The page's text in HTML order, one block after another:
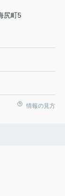
尻町5
情報の見方